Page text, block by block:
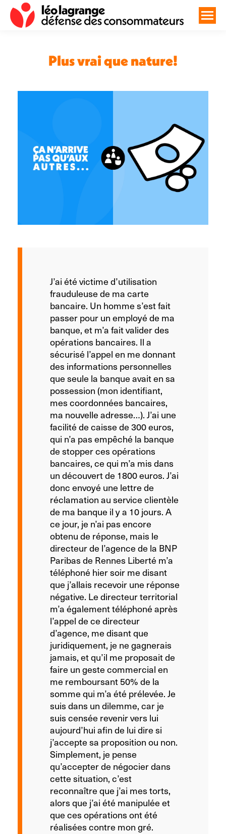
Plus vrai que nature!
J’ai été victime d’utilisation
frauduleuse de ma carte
bancaire. Un homme s’est fait
passer pour un employé de ma
banque, et m’a fait valider des
opérations bancaires. Il a
sécurisé l’appel en me donnant
des informations personnelles
que seule la banque avait en sa
possession (mon identifiant,
mes coordonnées bancaires,
ma nouvelle adresse…). J’ai une
facilité de caisse de 300 euros,
qui n’a pas empêché la banque
de stopper ces opérations
bancaires, ce qui m’a mis dans
un découvert de 1800 euros. J’ai
donc envoyé une lettre de
réclamation au service clientèle
de ma banque il y a 10 jours. A
ce jour, je n’ai pas encore
obtenu de réponse, mais le
directeur de l’agence de la BNP
Paribas de Rennes Liberté m’a
téléphoné hier soir me disant
que j’allais recevoir une réponse
négative. Le directeur territorial
m’a également téléphoné après
l’appel de ce directeur
d’agence, me disant que
juridiquement, je ne gagnerais
jamais, et qu’il me proposait de
faire un geste commercial en
me remboursant 50% de la
somme qui m’a été prélevée. Je
suis dans un dilemme, car je
suis censée revenir vers lui
aujourd’hui afin de lui dire si
j’accepte sa proposition ou non.
Simplement, je pense
qu’accepter de négocier dans
cette situation, c’est
reconnaître que j’ai mes torts,
alors que j’ai été manipulée et
que ces opérations ont été
réalisées contre mon gré.